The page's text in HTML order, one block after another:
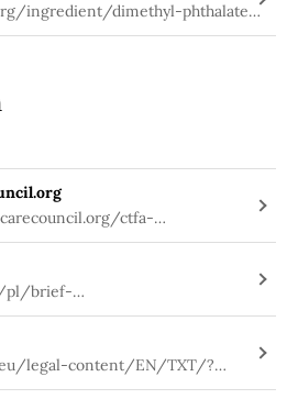
ingredient/dimethyl-phthalate-
phthalate-0
ctfa-
PRN475.pdf
pl/brief-
legal-content/EN/TXT/?
20160812